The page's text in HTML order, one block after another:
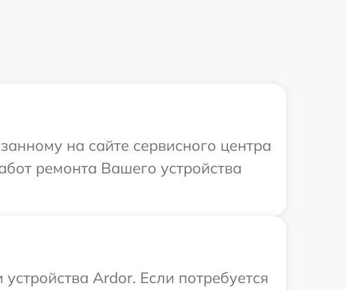
на сайте сервисного центра
ремонта Вашего устройства
Ardor. Если потребуется